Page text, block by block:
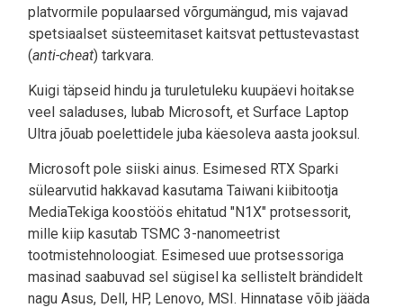
platvormile populaarsed võrgumängud, mis vajavad
spetsiaalset süsteemitaset kaitsvat pettustevastast
(anti-cheat) tarkvara.
Kuigi täpseid hindu ja turuletuleku kuupäevi hoitakse
veel saladuses, lubab Microsoft, et Surface Laptop
Ultra jõuab poelettidele juba käesoleva aasta jooksul.
Microsoft pole siiski ainus. Esimesed RTX Sparki
sülearvutid hakkavad kasutama Taiwani kiibitootja
MediaTekiga koostöös ehitatud "N1X" protsessorit,
mille kiip kasutab TSMC 3-nanomeetrist
tootmistehnoloogiat. Esimesed uue protsessoriga
masinad saabuvad sel sügisel ka sellistelt brändidelt
nagu Asus, Dell, HP, Lenovo, MSI. Hinnatase võib jääda